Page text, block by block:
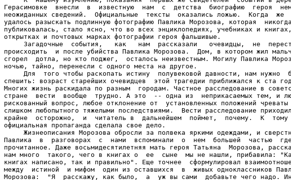
Герасимовке  внесли  в  известную  нам  с  детства  биографию  героя
неожиданных сведений.  Официальные  тексты  оказались ложью.  Когда  же
удалось разыскать подлинную фотографию Павлика Морозова, которая
публиковалась, стало ясно, что во всех энциклопедиях, учебниках и
открытках и почтовых марках фотографии героя фальшивые.
Загадочные  события,   как   нам  рассказали   очевидцы,  не
происходить  и после убийства Павлика Морозова.  Дом, в котором жил
сгорел  дотла, но кто поджег,  осталось неизвестным. Могилу Павлика
ночью, тайно, перенесли с одного места на другое.
Для  того чтобы раскопать истину  полувековой давности, нам нужно
спешить: возраст старейших очевидцев  этой трагедии приближался к ста
Многих жизнь раскидала по разным  городам. Частное расследование в
стране  вести  вообще  трудно. А это  -- одна из  неприкасаемых тем, и
рискованный вопрос, любое отклонение от  установленных положений чреваты
слишком любопытного тяжелыми последствиями.  Вести расследование
крайне  осторожно,  и  читатель в  дальнейшем  поймет,  почему.  К  тому
официальная пропаганда сделала свое дело.
Жизнеописания Морозова обросли за полвека яркими одеждами, и
Павлика  в  разговорах  с  нами  вспоминали  о  нем  большей  частью
прочитанное. Даже восьмидесятилетняя мать героя Татьяна  Морозова,
нам много  такого, чего в книгах о  ее  сыне  мы не нашли, прибавила:
книгах написано, так и правильно". Еще точнее  сформулировал
между  истиной  и мифом  один из оставшихся  в  живых одноклассников
Морозова:  "Я  расскажу, как было,  а  уж вы сами  добавьте чего надо.